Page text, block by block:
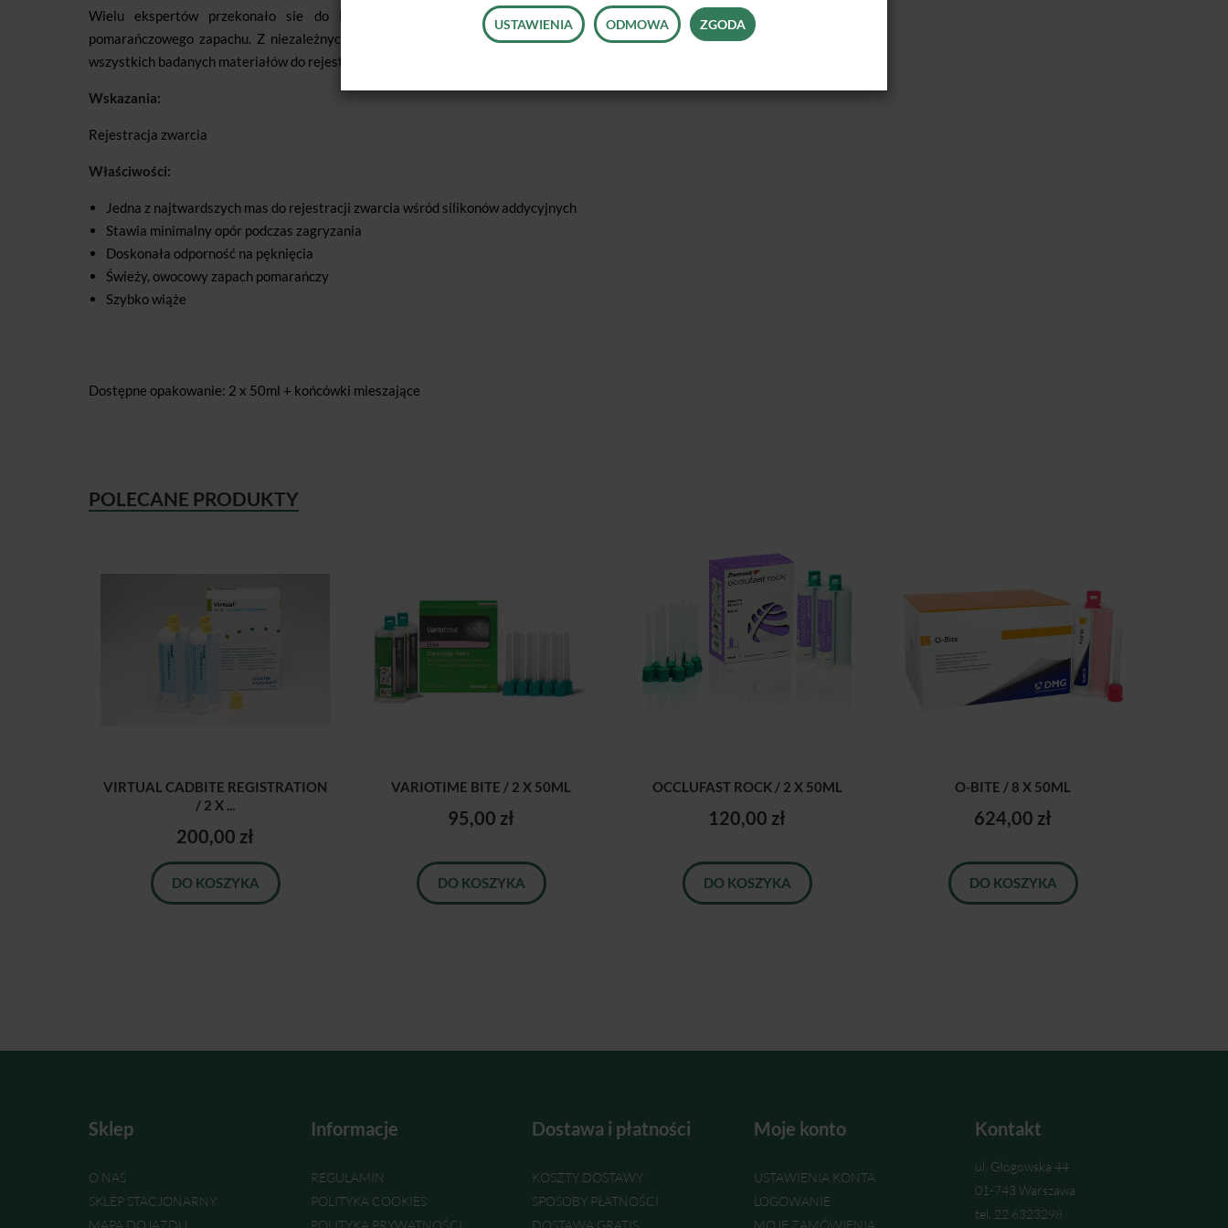
Wielu ekspertów przekonało sie do bardzo wielu wybitnych właściwości materiału jak i do świeżego,
pomarańczowego zapachu. Z niezależnych badań instytutu »REALITY« O-Bite otrzymał pierwsze miejsce wśród
wszystkich badanych materiałów do rejestracji zwarcia.
Wskazania:
Rejestracja zwarcia
Właściwości:
Jedna z najtwardszych mas do rejestracji zwarcia wśród silikonów addycyjnych
Stawia minimalny opór podczas zagryzania
Doskonała odporność na pęknięcia
Świeży, owocowy zapach pomarańczy
Szybko wiąże
Dostępne opakowanie: 2 x 50ml + końcówki mieszające
POLECANE PRODUKTY
VIRTUAL CADBITE REGISTRATION
/ 2 X ...
200,00 zł
DO KOSZYKA
VARIOTIME BITE / 2 X 50ML
95,00 zł
DO KOSZYKA
OCCLUFAST ROCK / 2 X 50ML
120,00 zł
DO KOSZYKA
O-BITE / 8 X 50ML
624,00 zł
DO KOSZYKA
Sklep
O NAS
SKLEP STACJONARNY
MAPA DOJAZDU
Informacje
REGULAMIN
POLITYKA COOKIES
POLITYKA PRYWATNOŚCI
Dostawa i płatności
KOSZTY DOSTAWY
SPOSOBY PŁATNOŚCI
DOSTAWA GRATIS
Moje konto
USTAWIENIA KONTA
LOGOWANIE
MOJE ZAMÓWIENIA
Kontakt
ul. Głogowska 44
01-743 Warszawa
tel. 22 6323298
USTAWIENIA ODMOWA ZGODA